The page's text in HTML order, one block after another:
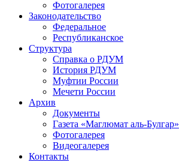
Фотогалерея
Законодательство
Федеральное
Республиканское
Структура
Справка о РДУМ
История РДУМ
Муфтии России
Мечети России
Архив
Документы
Газета «Маглюмат аль-Булгар»
Фотогалерея
Видеогалерея
Контакты